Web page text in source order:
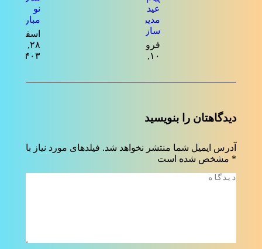
عید فطر
مدیرعامل
سازمان
فروردین
۱۰, ۱۴۰۴
نو
مبارک
اسفند
۲۸,
۱۴۰۳
دیدگاهتان را بنویسید
آدرس ایمیل شما منتشر نخواهد شد. فیلدهای مورد نیاز با
* مشخص شده است
دیدگاه